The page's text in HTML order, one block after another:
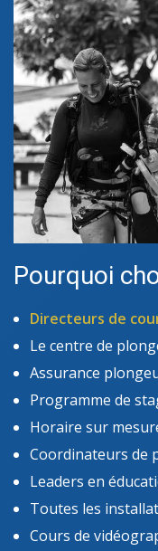
Pourquoi
Directeurs de
Le centre de
Assurance
Programme de
Horaire sur
Coordinateurs de
Leaders en
Toutes les
Cours de